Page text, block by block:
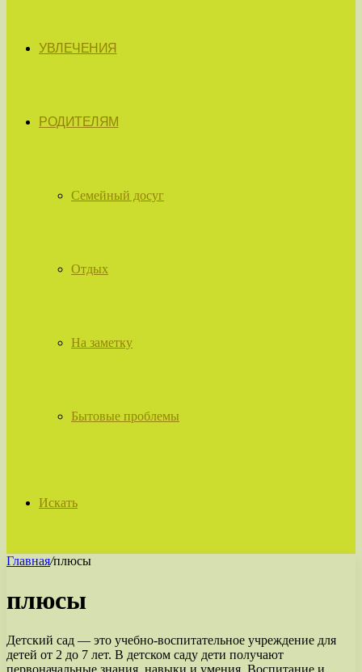
УВЛЕЧЕНИЯ
РОДИТЕЛЯМ
Семейный досуг
Отдых
На заметку
Бытовые проблемы
Искать
Главная/плюсы
плюсы
Детский сад — это учебно-воспитательное учреждение для
детей от 2 до 7 лет. В детском саду дети получают
первоначальные знания, навыки и умения. Воспитание и